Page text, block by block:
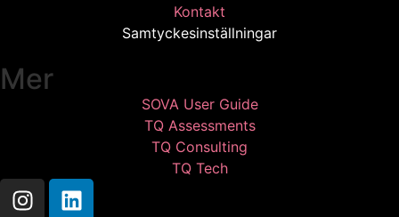
Kontakt
Samtyckesinställningar
Mer
SOVA User Guide
TQ Assessments
TQ Consulting
TQ Tech